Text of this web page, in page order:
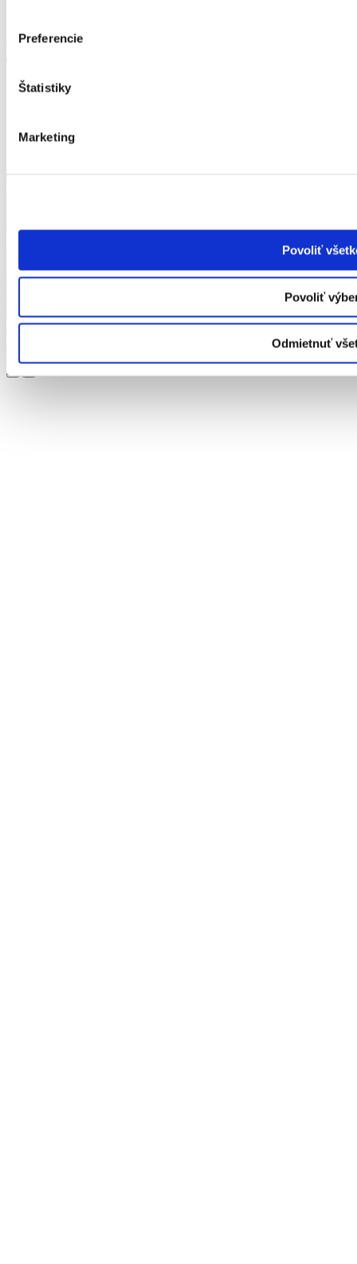
Preferencie
Štatistiky
Marketing
Povoliť
Povoliť
Odmietnuť
© 2022 - 2026 Kvety Tatry. Všetky práva vyhradené.
Prihlásenie zákazníka
Vrátenie tovaru
Zásady ochrany osobných údajov
059 21 Svit
+421 908 255 877
+421 918 888 054 Ostatné kontaktné informácie